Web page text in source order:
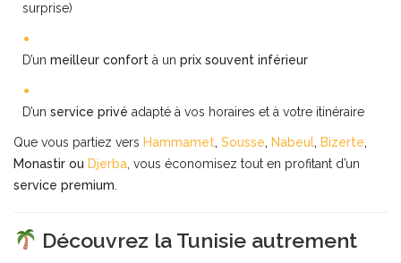
surprise)
D’un meilleur confort à un prix souvent inférieur
D’un service privé adapté à vos horaires et à votre itinéraire
Que vous partiez vers Hammamet, Sousse, Nabeul, Bizerte,
Monastir ou Djerba , vous économisez tout en profitant d’un
service premium
Découvrez la Tunisie autrement